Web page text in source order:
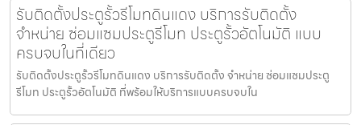
รับติดตั้งประตูรั้วรีโมทดินแดง บริการรับติดตั้ง
จำหน่าย ซ่อมแซมประตูรีโมท ประตูรั้วอัตโนมัติ แบบ
ครบจบในที่เดียว
รับติดตั้งประตูรั้วรีโมทดินแดง บริการรับติดตั้ง จำหน่าย ซ่อมแซมประตู
รีโมท ประตูรั้วอัตโนมัติ ที่พร้อมให้บริการแบบครบจบใน